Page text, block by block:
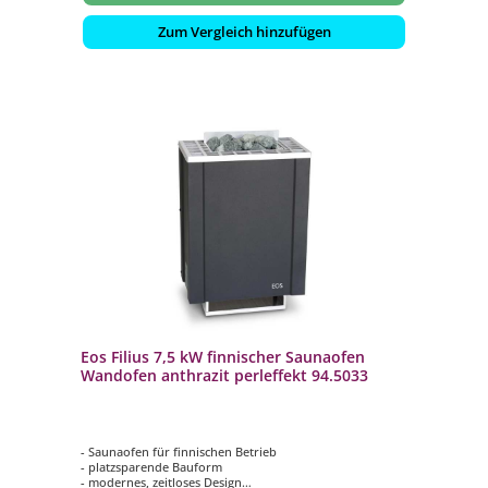
Zum Vergleich hinzufügen
Eos Filius 7,5 kW finnischer Saunaofen
Wandofen anthrazit perleffekt 94.5033
- Saunaofen für finnischen Betrieb
- platzsparende Bauform
- modernes, zeitloses Design